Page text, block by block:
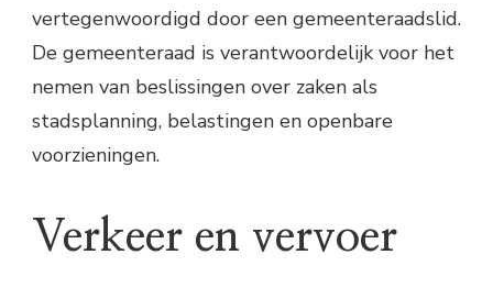
vertegenwoordigd door een gemeenteraadslid.
De gemeenteraad is verantwoordelijk voor het
nemen van beslissingen over zaken als
stadsplanning, belastingen en openbare
voorzieningen.
Verkeer en vervoer